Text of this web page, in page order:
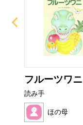
フルーツワニ
読み手
ほの母